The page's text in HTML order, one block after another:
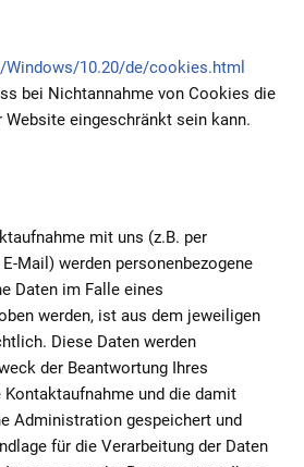
10.20/de/cookies.html
bei Nichtannahme von Cookies die
eingeschränkt sein kann.
mit uns (z.B. per
Mail) werden personenbezogene
Daten im Falle eines
werden, ist aus dem jeweiligen
Diese Daten werden
der Beantwortung Ihres
und die damit
Administration gespeichert und
für die Verarbeitung der Daten